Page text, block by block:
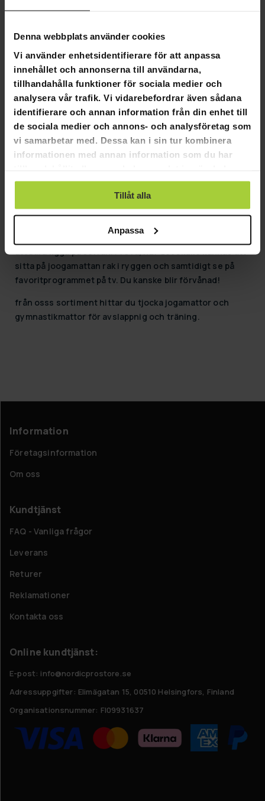
Denna webbplats använder cookies
Vi använder enhetsidentifierare för att anpassa
innehållet och annonserna till användarna,
tillhandahålla funktioner för sociala medier och
analysera vår trafik. Vi vidarebefordrar även sådana
identifierare och annan information från din enhet till
de sociala medier och annons- och analysföretag som
vi samarbetar med. Dessa kan i sin tur kombinera
informationen med annan information som du har
använt deras tjänster.
Tillåt alla
Anpassa
169,00 kr
AirTrack Nordic
1 190,00 kr
1 990,00 kr
Sida 1 av 1
tillbehör för jogaren samt hemmatränaren.
Jogamattan erbjuder en utomordentligt alternativ till
att bara ligga på soffan. Pröva, hur det skulle kännas att
sitta på joogamattan rak i ryggen och samtidigt se på
favoritprogrammet på tv. Du kanske blir förvånad!
från osss sortiment hittar du tjocka jogamattor och
gymnastikmattor för avslappnig och träning.
Information
Företagsinformation
Om oss
Kundtjänst
FAQ - Vanliga frågor
Leverans
Returer
Reklamationer
Kontakta oss
Online kundtjänst:
E-post: info@nordicprostore.se
Adressuppgifter: Elimägatan 15, 00510 Helsingfors, Finland
Organisationsnummer: FI09931637